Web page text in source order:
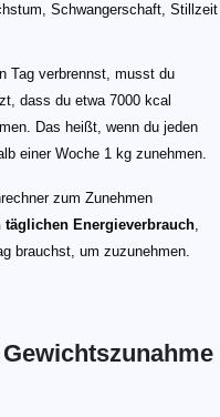
Schwangerschaft, Stillzeit
Tag verbrennst, musst du
dass du etwa 7000 kcal
Das heißt, wenn du jeden
einer Woche 1 kg zunehmen.
zum Zunehmen
Energieverbrauch,
brauchst, um zuzunehmen.